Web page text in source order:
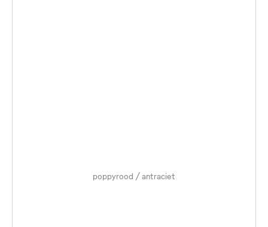
poppyrood / antraciet